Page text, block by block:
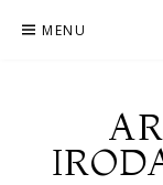
MENU